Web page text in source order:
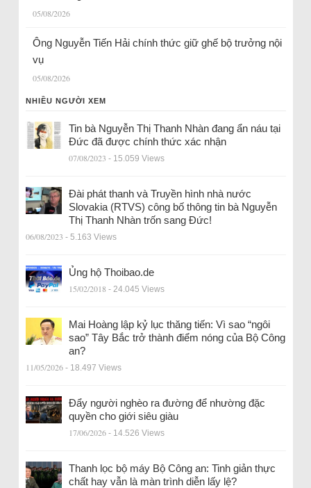
05/08/2026
Ông Nguyễn Tiến Hải chính thức giữ ghế bộ trưởng nội
vụ
05/08/2026
NHIỀU NGƯỜI XEM
Tin bà Nguyễn Thị Thanh Nhàn đang ẩn náu tại
Đức đã được chính thức xác nhận
07/08/2023 - 15.059 Views
Đài phát thanh và Truyền hình nhà nước
Slovakia (RTVS) công bố thông tin bà Nguyễn
Thị Thanh Nhàn trốn sang Đức!
06/08/2023 - 5.163 Views
Ủng hộ Thoibao.de
15/02/2018 - 24.045 Views
Mai Hoàng lập kỷ lục thăng tiến: Vì sao “ngôi
sao” Tây Bắc trở thành điểm nóng của Bộ Công
an?
11/05/2026 - 18.497 Views
Đẩy người nghèo ra đường để nhường đặc
quyền cho giới siêu giàu
17/06/2026 - 14.526 Views
Thanh lọc bộ máy Bộ Công an: Tinh giản thực
chất hay vẫn là màn trình diễn lấy lệ?